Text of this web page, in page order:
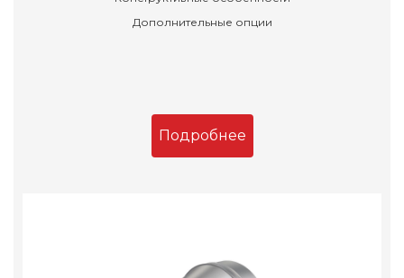
Дополнительные опции
Подробнее